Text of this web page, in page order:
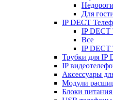
Для
IP DECT
IP DECT
Все
IP DECT
Трубки для IP
IP
Аксессуары
Модули
Блоки